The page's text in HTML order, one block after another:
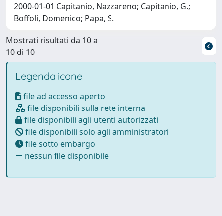
2000-01-01 Capitanio, Nazzareno; Capitanio, G.;
Boffoli, Domenico; Papa, S.
Mostrati risultati da 10 a
10 di 10
Legenda icone
file ad accesso aperto
file disponibili sulla rete interna
file disponibili agli utenti autorizzati
file disponibili solo agli amministratori
file sotto embargo
nessun file disponibile